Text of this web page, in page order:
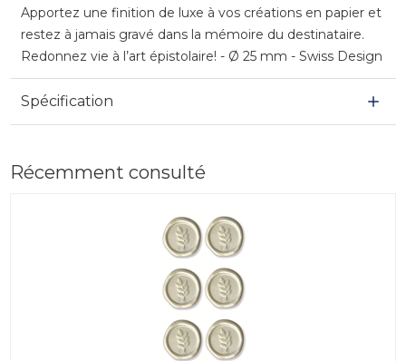
Apportez une finition de luxe à vos créations en papier et
restez à jamais gravé dans la mémoire du destinataire.
Redonnez vie à l’art épistolaire! - Ø 25 mm - Swiss Design
Spécification
Récemment consulté